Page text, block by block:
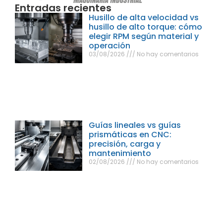
Entradas recientes
Husillo de alta velocidad vs
husillo de alto torque: cómo
elegir RPM según material y
operación
03/08/2026 No hay comentarios
Guías lineales vs guías
prismáticas en CNC:
precisión, carga y
mantenimiento
02/08/2026 No hay comentarios